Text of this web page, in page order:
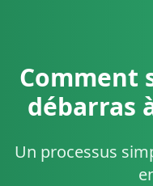
Comment
débarras
Un processus